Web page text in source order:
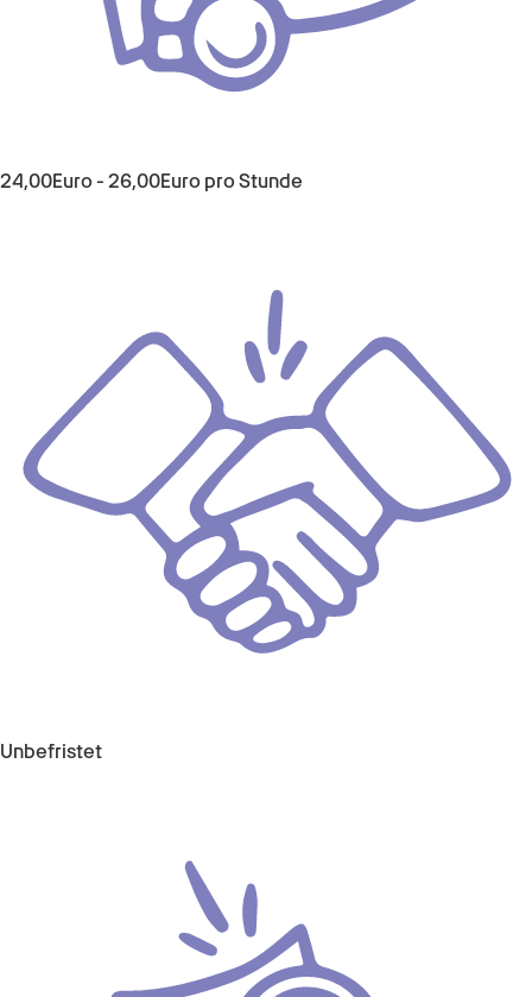
24,00Euro- 26,00Euro pro Stunde
Unbefristet